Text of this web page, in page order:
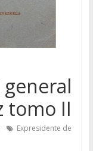
tomo II
Expresidente de